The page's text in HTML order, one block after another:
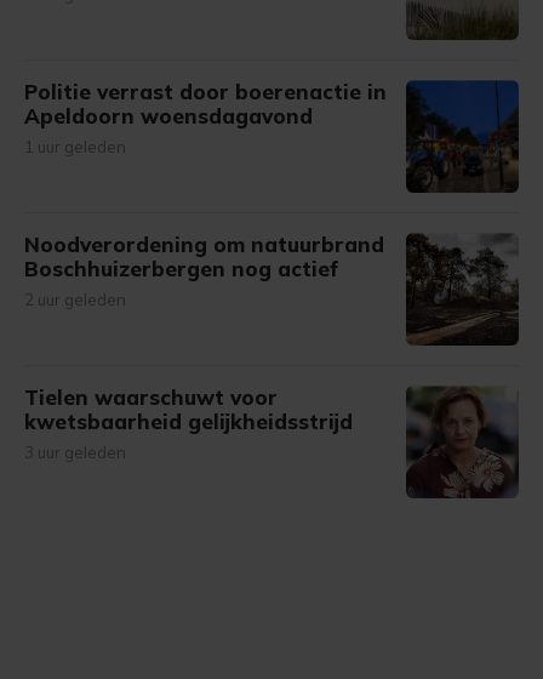
Politie verrast door boerenactie in
Apeldoorn woensdagavond
1 uur geleden
Noodverordening om natuurbrand
Boschhuizerbergen nog actief
2 uur geleden
Tielen waarschuwt voor
kwetsbaarheid gelijkheidsstrijd
3 uur geleden